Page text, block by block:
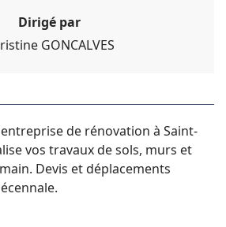
Dirigé par
GONCALVES
de rénovation à Saint-
vos travaux de sols, murs et
Devis et déplacements